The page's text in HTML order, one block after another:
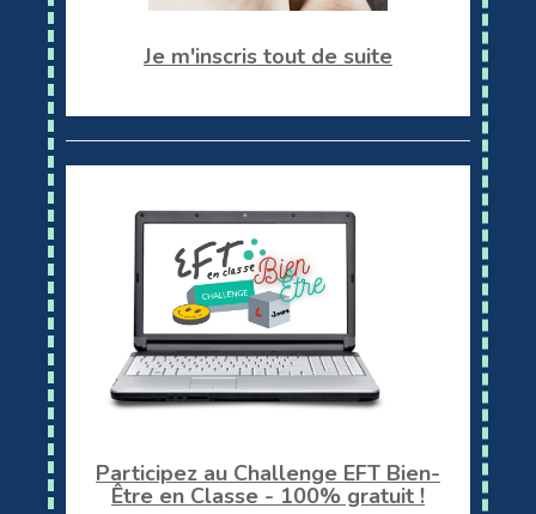
Je m'inscris tout de suite
Participez au Challenge EFT Bien-
Être en Classe - 100% gratuit !